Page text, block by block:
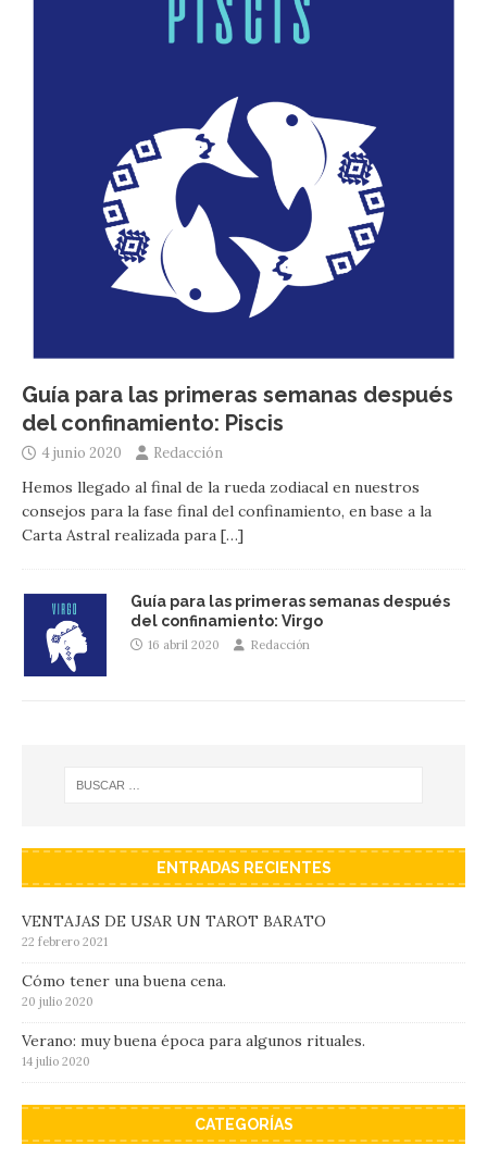
Guía para las primeras semanas después
del confinamiento: Piscis
4 junio 2020 Redacción
Hemos llegado al final de la rueda zodiacal en nuestros
consejos para la fase final del confinamiento, en base a la
Carta Astral realizada para […]
Guía para las primeras semanas después
del confinamiento: Virgo
16 abril 2020 Redacción
ENTRADAS RECIENTES
VENTAJAS DE USAR UN TAROT BARATO
22 febrero 2021
Cómo tener una buena cena.
20 julio 2020
Verano: muy buena época para algunos rituales.
14 julio 2020
CATEGORÍAS